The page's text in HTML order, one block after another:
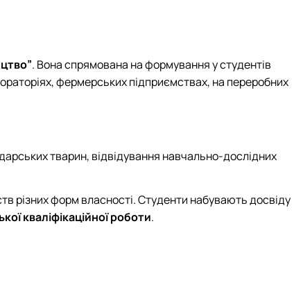
. Вона спрямована на формування у студентів
фермерських підприємствах, на переробних
тварин, відвідування навчально-дослідних
різних форм власності. Студенти набувають досвіду
кваліфікаційної роботи.